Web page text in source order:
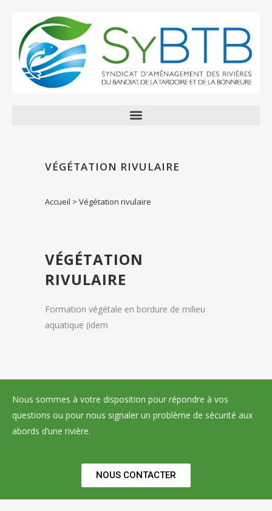
VÉGÉTATION RIVULAIRE
Accueil > Végétation rivulaire
VÉGÉTATION
RIVULAIRE
Formation végétale en bordure de milieu
aquatique (idem
Nous sommes à votre disposition pour répondre à vos
questions ou pour nous signaler un problème de sécurité aux
abords d’une rivière.
NOUS CONTACTER